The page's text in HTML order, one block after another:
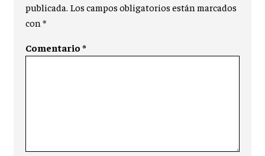
publicada. Los campos obligatorios están marcados
con*
Comentario*